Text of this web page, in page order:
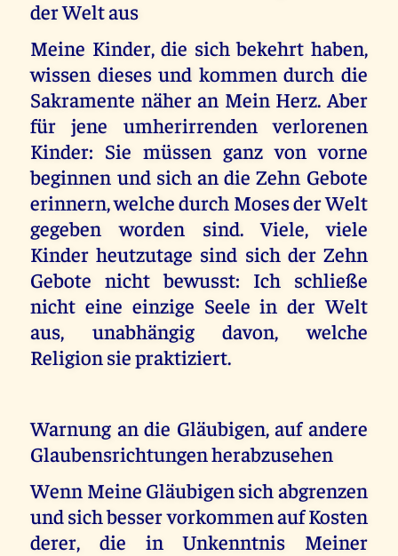
der Welt aus
Meine Kinder, die sich bekehrt haben,
wissen dieses und kommen durch die
Sakramente näher an Mein Herz. Aber
für jene umherirrenden verlorenen
Kinder: Sie müssen ganz von vorne
beginnen und sich an die Zehn Gebote
erinnern, welche durch Moses der Welt
gegeben worden sind. Viele, viele
Kinder heutzutage sind sich der Zehn
Gebote nicht bewusst: Ich schließe
nicht eine einzige Seele in der Welt
aus, unabhängig davon, welche
Religion sie praktiziert.
Warnung an die Gläubigen, auf andere
Glaubensrichtungen herabzusehen
Wenn Meine Gläubigen sich abgrenzen
und sich besser vorkommen auf Kosten
derer, die in Unkenntnis Meiner